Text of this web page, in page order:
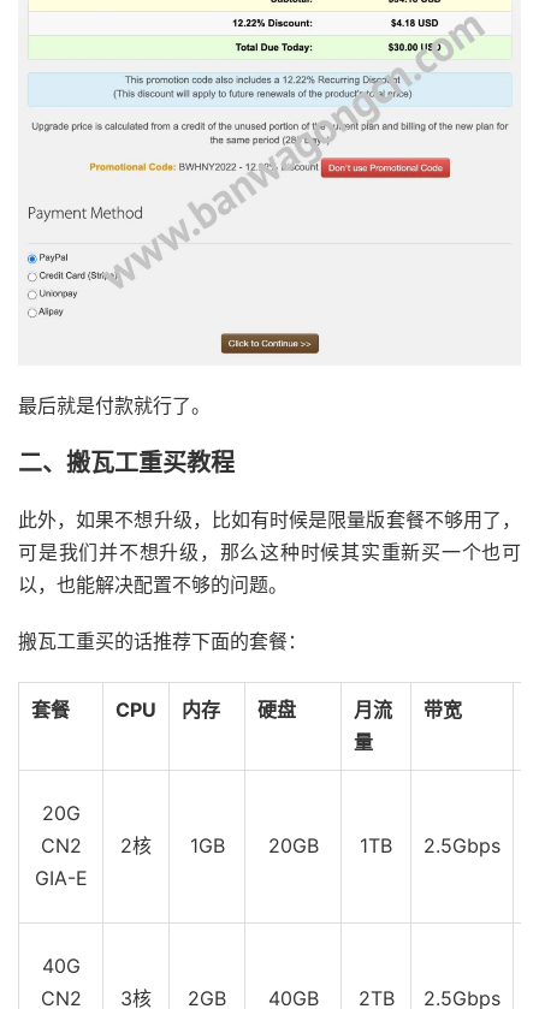
最后就是付款就行了。
二、搬瓦工重买教程
此外，如果不想升级，比如有时候是限量版套餐不够用了，
可是我们并不想升级，那么这种时候其实重新买一个也可
以，也能解决配置不够的问题。
搬瓦工重买的话推荐下面的套餐：
套餐 CPU 内存 硬盘
月流
量
带宽
20G
CN2
GIA-E
2核 1GB 20GB 1TB 2.5Gbps
40G
CN2
3核 2GB 40GB 2TB 2.5Gbps